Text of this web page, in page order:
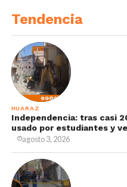
Tendencia
HUARAZ
Independencia: tras casi
usado por estudiantes y
agosto 3, 2026